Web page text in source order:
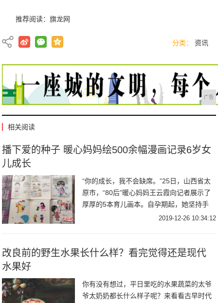
推荐阅读：旗龙网
分类： 资讯
广告
相关阅读
播下爱的种子 暖心妈妈绘500余幅漫画记录6岁女
儿成长
“你的成长，我不会缺席。”25日，山西省太
原市，“80后”暖心妈妈王云霞向记者展示了
厚厚的5本育儿画本。自孕期起，她坚持手
绘，用500余幅原创漫画，记录了6岁女儿的
2019-12-26 10:34:12
改良前的野生水果长什么样？看完觉得还是现代
水果好
你有没有想过，平日里吃的水果蔬菜的太爷
爷太奶奶都长什么样子呢？来看看古早时代